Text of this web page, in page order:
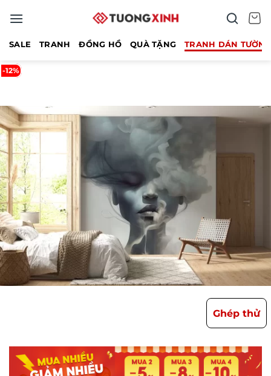
qua
SALE TRANH ĐỒNG HỒ QUÀ TẶNG TRANH DÁN
-12%
Ghép thử